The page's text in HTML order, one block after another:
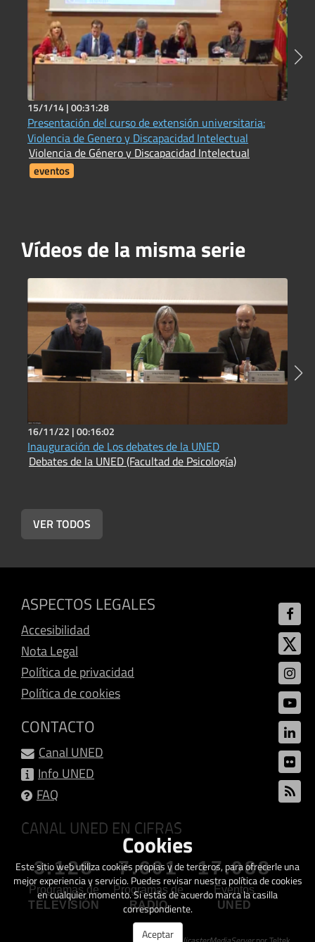
15/1/14 |00:31:28
Presentación del curso de extensión universitaria:
Violencia de Genero y Discapacidad Intelectual
Violencia de Género y Discapacidad Intelectual
eventos
Vídeos de la misma serie
16/11/22 |00:16:02
Inauguración de Los debates de la UNED
Debates de la UNED (Facultad de Psicología)
VER TODOS
ASPECTOS LEGALES
Accesibilidad
Nota Legal
Política de privacidad
Política de cookies
CONTACTO
Canal UNED
Info UNED
FAQ
CANAL UNED EN CIFRAS
3.128
Programas de
TELEVISIÓN
7.601
Programas de
RADIO
17.088
Eventos
UNED
Cookies
Este sitio web utiliza cookies propias y de terceros, para ofrecerle una
mejor experiencia y servicio. Puedes revisar nuestra política de cookies
en cualquier momento. Si estás de acuerdo marca la casilla
correspondiente.
Aceptar